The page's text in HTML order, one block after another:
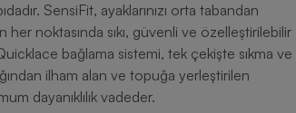
SensiFit, ayaklarınızı orta tabandan
her noktasında sıkı, güvenli ve özelleştirilebilir
bağlama sistemi, tek çekişte sıkma ve
ilham alan ve topuğa yerleştirilen
dayanıklılık vadeder.